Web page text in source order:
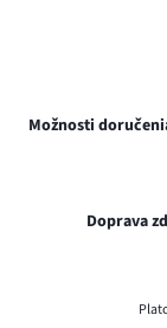
Možnosti
Doprava